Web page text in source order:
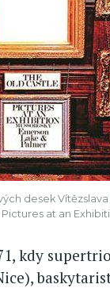
desek
at an
kdy